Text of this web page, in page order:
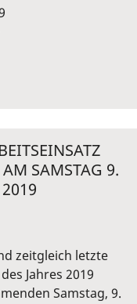
AM SAMSTAG 9.
zeitgleich letzte
Jahres 2019
Samstag, 9.